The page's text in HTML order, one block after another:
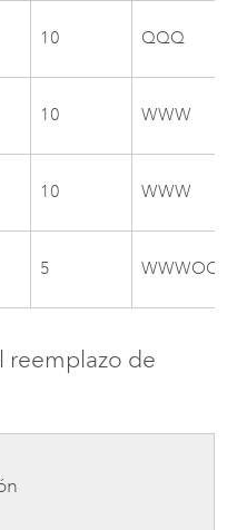
10 QQQ
10 WWW
10 WWW
5 WWWOO
reemplazo de